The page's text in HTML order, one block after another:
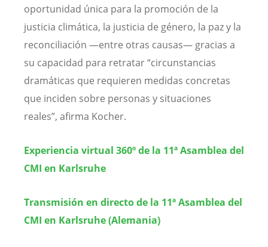
oportunidad única para la promoción de la
justicia climática, la justicia de género, la paz y la
reconciliación —entre otras causas— gracias a
su capacidad para retratar “circunstancias
dramáticas que requieren medidas concretas
que inciden sobre personas y situaciones
reales”, afirma Kocher.
Experiencia virtual 360º de la 11ª Asamblea del
CMI en Karlsruhe
Transmisión en directo de la 11ª Asamblea del
CMI en Karlsruhe (Alemania)